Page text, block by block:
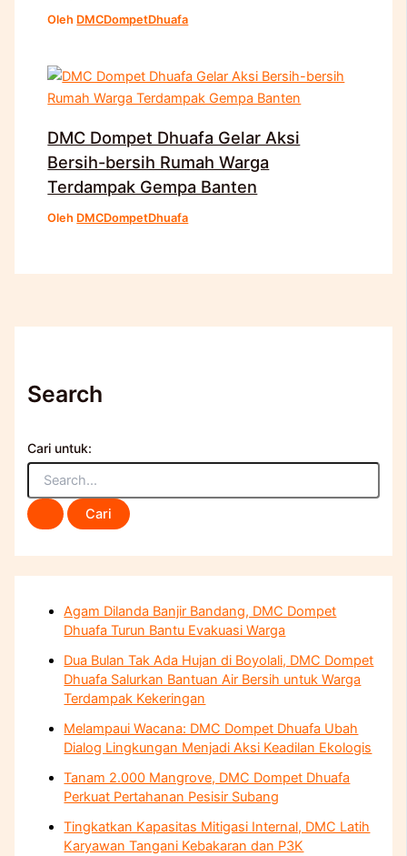
Oleh DMCDompetDhuafa
DMC Dompet Dhuafa Gelar Aksi
Bersih-bersih Rumah Warga
Terdampak Gempa Banten
Oleh DMCDompetDhuafa
Search
Cari untuk:
Agam Dilanda Banjir Bandang, DMC Dompet
Dhuafa Turun Bantu Evakuasi Warga
Dua Bulan Tak Ada Hujan di Boyolali, DMC Dompet
Dhuafa Salurkan Bantuan Air Bersih untuk Warga
Terdampak Kekeringan
Melampaui Wacana: DMC Dompet Dhuafa Ubah
Dialog Lingkungan Menjadi Aksi Keadilan Ekologis
Tanam 2.000 Mangrove, DMC Dompet Dhuafa
Perkuat Pertahanan Pesisir Subang
Tingkatkan Kapasitas Mitigasi Internal, DMC Latih
Karyawan Tangani Kebakaran dan P3K